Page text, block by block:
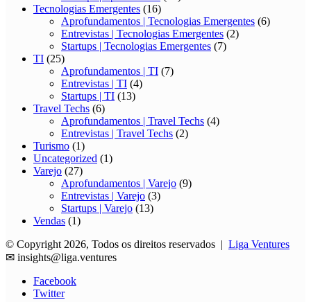
Tecnologias Emergentes (16)
Aprofundamentos | Tecnologias Emergentes (6)
Entrevistas | Tecnologias Emergentes (2)
Startups | Tecnologias Emergentes (7)
TI (25)
Aprofundamentos | TI (7)
Entrevistas | TI (4)
Startups | TI (13)
Travel Techs (6)
Aprofundamentos | Travel Techs (4)
Entrevistas | Travel Techs (2)
Turismo (1)
Uncategorized (1)
Varejo (27)
Aprofundamentos | Varejo (9)
Entrevistas | Varejo (3)
Startups | Varejo (13)
Vendas (1)
© Copyright 2026, Todos os direitos reservados | Liga Ventures
✉ insights@liga.ventures
Facebook
Twitter